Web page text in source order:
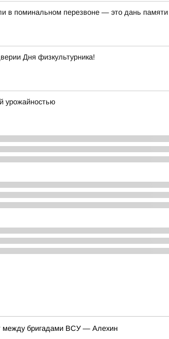
в поминальном перезвоне — это дань памяти
Дня физкультурника!
урожайностью
между бригадами ВСУ — Алехин